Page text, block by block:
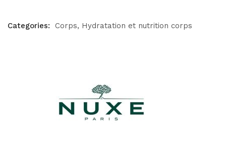
Categories: Corps Hydratation et nutrition corps